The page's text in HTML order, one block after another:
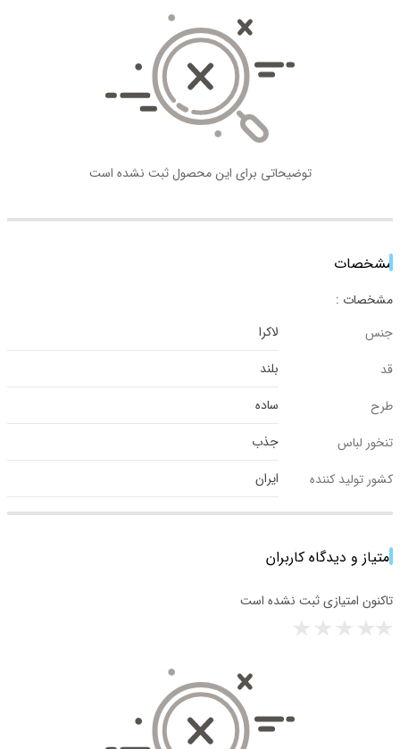
توضیحاتی برای این محصول ثبت نشده است
مشخصات
مشخصات :
جنس
لاکرا
قد
بلند
طرح
ساده
تنخور لباس
جذب
کشور تولید کننده
ایران
امتیاز و دیدگاه کاربران
تاکنون امتیازی ثبت نشده است